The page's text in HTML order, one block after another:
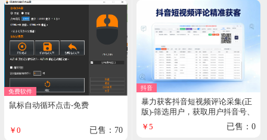
免费软件
鼠标自动循环点击-免费
￥0 已售：70
抖音
暴力获客抖音短视频评论采集(正
版)-筛选用户，获取用户抖音号、
电话号
￥5 已售：0